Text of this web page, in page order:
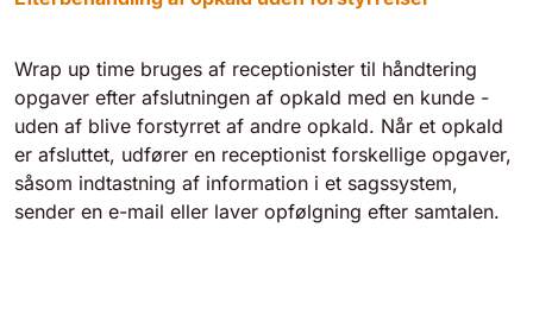
Wrap up time bruges af receptionister til håndtering
opgaver efter afslutningen af opkald med en kunde -
uden af blive forstyrret af andre opkald. Når et opkald
er afsluttet, udfører en receptionist forskellige opgaver,
såsom indtastning af information i et sagssystem,
sender en e-mail eller laver opfølgning efter samtalen.